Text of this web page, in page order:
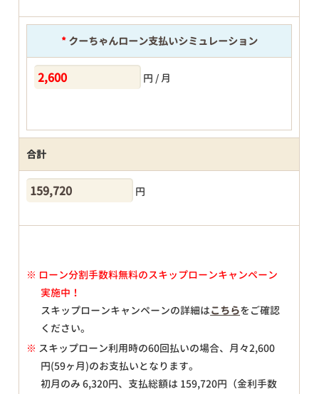
*クーちゃんローン支払いシミュレーション
円 / 月
合計
円
※ ローン分割手数料無料のスキップローンキャンペーン
実施中！
スキップローンキャンペーンの詳細はこちらをご確認
ください。
※ スキップローン利用時の60回払いの場合、月々2,600
円(59ヶ月)のお支払いとなります。
初月のみ6,320円、支払総額は 159,720円（金利手数